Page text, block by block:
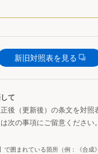
新旧対照表を見る
て
後（更新後）の条文を対照
次の事項にご留意ください。
で囲まれている箇所（例：《合成